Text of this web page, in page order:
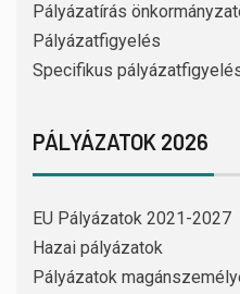
Pályázatírás
Pályázatfigyelés
Specifikus
PÁLYÁZATOK 2026
EU Pályázatok 2021-2027
Hazai pályázatok
Pályázatok